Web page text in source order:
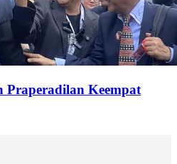
Praperadilan Keempat